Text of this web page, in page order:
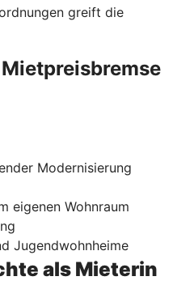
greift die
Modernisierung
eigenen Wohnraum
Jugendwohnheime
als Mieterin